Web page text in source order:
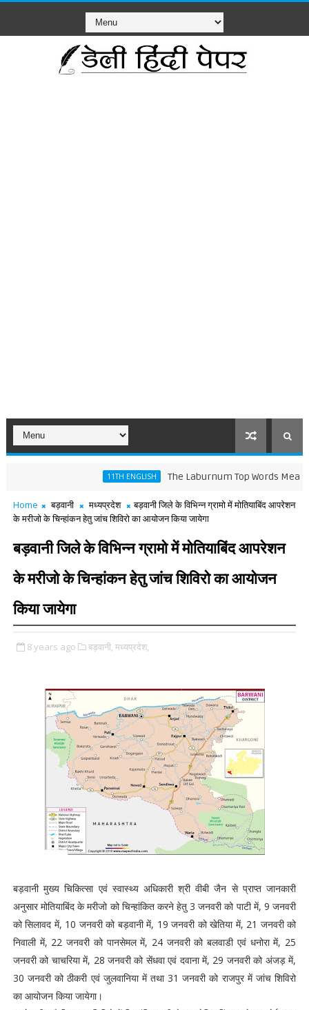
11TH ENGLISH The Laburnum Top Words Meaning
Home बड़वानी मध्यप्रदेश
बड़वानी जिले के विभिन्न ग्रामो में मोतियाबिंद आपरेशन
के मरीजो के चिन्हांकन हेतु जांच शिविरो का आयोजन किया जायेगा
बड़वानी जिले के विभिन्न ग्रामो में मोतियाबिंद आपरेशन
के मरीजो के चिन्हांकन हेतु जांच शिविरो का आयोजन
किया जायेगा
8 years ago बड़वानी, मध्यप्रदेश,
बड़वानी मुख्य चिकित्सा एवं स्वास्थ्य अधिकारी श्री वीबी जैन से प्राप्त जानकारी
अनुसार मोतियाबिंद के मरीजो को चिन्हांकित करने हेतु 3 जनवरी को पाटी में, 9 जनवरी
को सिलावद में, 10 जनवरी को बड़वानी में, 19 जनवरी को खेतिया में, 21 जनवरी को
निवाली में, 22 जनवरी को पानसेमल में, 24 जनवरी को बलवाडी एवं धनोरा में, 25
जनवरी को चाचरिया में, 28 जनवरी को सेंधवा एवं दवाना में, 29 जनवरी को अंजड़ में,
30 जनवरी को ठीकरी एवं जुलवानिया में तथा 31 जनवरी को राजपुर में जांच शिविरो
का आयोजन किया जायेगा।